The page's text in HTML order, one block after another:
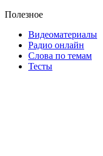
Полезное
Видеоматериалы
Радио онлайн
Слова по темам
Тесты